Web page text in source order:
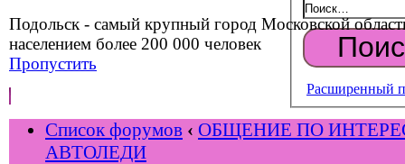
Подольск - самый крупный город Московской
населением более 200 000 человек
Пропустить
Расширенный
Список форумов ‹ ОБЩЕНИЕ ПО
АВТОЛЕДИ